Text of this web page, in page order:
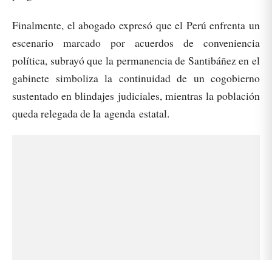
Finalmente, el abogado expresó que el Perú enfrenta un
escenario marcado por acuerdos de conveniencia
política, subrayó que la permanencia de Santibáñez en el
gabinete simboliza la continuidad de un cogobierno
sustentado en blindajes judiciales, mientras la población
queda relegada de la agenda estatal.